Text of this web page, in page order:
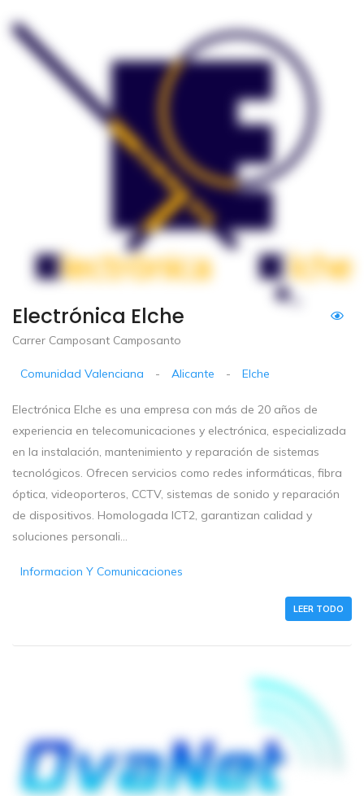
Electrónica Elche
Carrer Camposant Camposanto
Comunidad Valenciana - Alicante - Elche
Electrónica Elche es una empresa con más de 20 años de
experiencia en telecomunicaciones y electrónica, especializada
en la instalación, mantenimiento y reparación de sistemas
tecnológicos. Ofrecen servicios como redes informáticas, fibra
óptica, videoporteros, CCTV, sistemas de sonido y reparación
de dispositivos. Homologada ICT2, garantizan calidad y
soluciones personali...
Informacion Y Comunicaciones
LEER TODO